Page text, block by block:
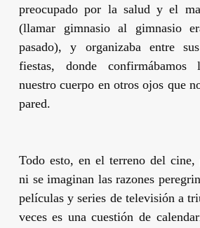
preocupado por la salud y el
(llamar gimnasio al gimnasio
pasado), y organizaba entre
fiestas, donde confirmábamos
nuestro cuerpo en otros ojos que
pared.
Todo esto, en el terreno del cine,
ni se imaginan las razones
películas y series de televisión a
veces es una cuestión de